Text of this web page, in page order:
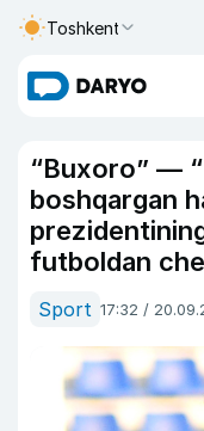
Toshkent
“Buxoro” —
boshqargan
futboldan
Sport 17:32 /